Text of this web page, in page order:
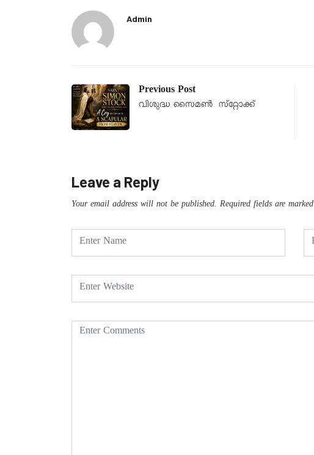
Admin
Previous Post
വിശുദ്ധ സൈമൺ സ്‌റ്റോക്ക്‌
Leave a Reply
Your email address will not be published. Required fields are marked